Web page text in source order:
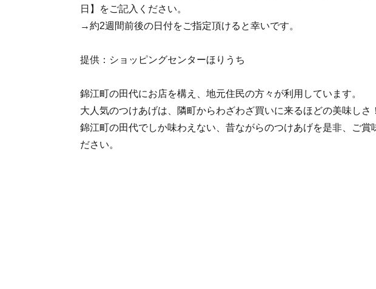
日】をご記入ください。
→約2週間前後の日付をご指定頂けると幸いです。
提供：ショッピングセンターほりうち
錦江町の田代にお店を構え、地元住民の方々が利用しています。
大人気のつけあげは、隣町からわざわざ買いに来るほどの美味しさ！
錦江町の田代でしか味わえない、昔ながらのつけあげを是非、ご賞
ださい。